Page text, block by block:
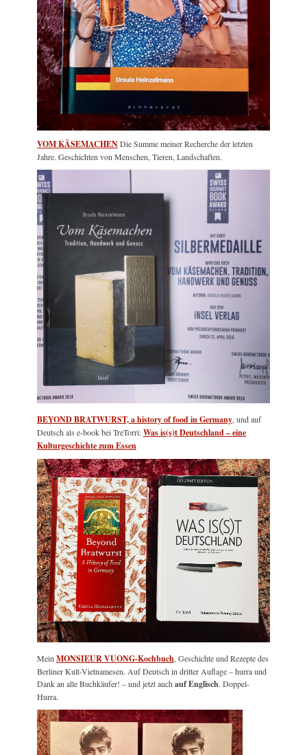
VOM KÄSEMACHENDie Summe meiner Recherche der letzten
Jahre. Geschichten von Menschen, Tieren, Landschaften.
BEYOND BRATWURST, a history of food in Germany, und auf
Deutsch als e-book bei TreTorri:Was is(s)t Deutschland – eine
Kulturgeschichte zum Essen
MeinMONSIEUR VUONG-Kochbuch, Geschichte und Rezepte des
Berliner Kult-Vietnamesen. Auf Deutsch in dritter Auflage – hurra und
Dank an alle Buchkäufer! – und jetzt auchauf Englisch. Doppel-
Hurra.